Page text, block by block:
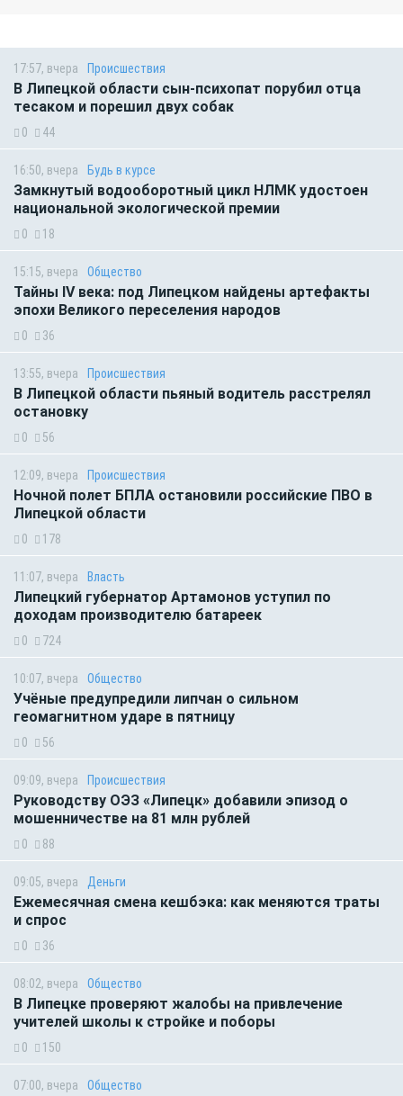
17:57, вчера Происшествия
В Липецкой области сын-психопат порубил отца
тесаком и порешил двух собак
0 44
16:50, вчера Будь в курсе
Замкнутый водооборотный цикл НЛМК удостоен
национальной экологической премии
0 18
15:15, вчера Общество
Тайны IV века: под Липецком найдены артефакты
эпохи Великого переселения народов
0 36
13:55, вчера Происшествия
В Липецкой области пьяный водитель расстрелял
остановку
0 56
12:09, вчера Происшествия
Ночной полет БПЛА остановили российские ПВО в
Липецкой области
0 178
11:07, вчера Власть
Липецкий губернатор Артамонов уступил по
доходам производителю батареек
0 724
10:07, вчера Общество
Учёные предупредили липчан о сильном
геомагнитном ударе в пятницу
0 56
09:09, вчера Происшествия
Руководству ОЭЗ «Липецк» добавили эпизод о
мошенничестве на 81 млн рублей
0 88
09:05, вчера Деньги
Ежемесячная смена кешбэка: как меняются траты
и спрос
0 36
08:02, вчера Общество
В Липецке проверяют жалобы на привлечение
учителей школы к стройке и поборы
0 150
07:00, вчера Общество